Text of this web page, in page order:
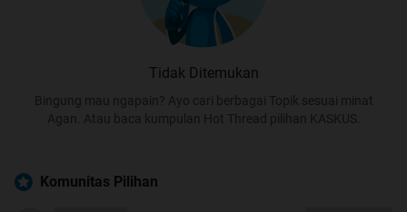
Tidak Ditemukan
Bingung mau ngapain? Ayo cari berbagai Topik sesuai minat
Agan. Atau baca kumpulan Hot Thread pilihan KASKUS.
Komunitas Pilihan